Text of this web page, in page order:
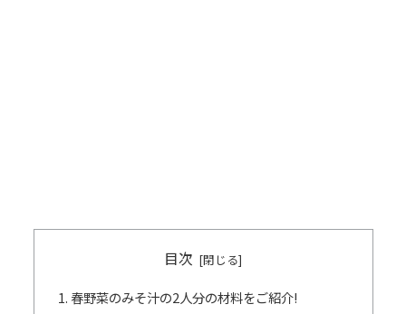
目次
春野菜のみそ汁の2人分の材料をご紹介!